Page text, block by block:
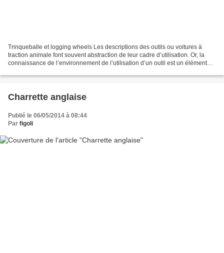
Trinqueballe et logging wheels Les descriptions des outils ou voitures à
traction animale font souvent abstraction de leur cadre d’utilisation. Or, la
connaissance de l’environnement de l’utilisation d’un outil est un élément
Charrette anglaise
Publié le 06/05/2014 à 08:44
Par figoli